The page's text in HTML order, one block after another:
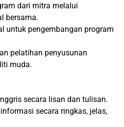
dari mitra melalui
bersama.
untuk pengembangan program
pelatihan penyusunan
muda.
secara lisan dan tulisan.
secara ringkas, jelas,